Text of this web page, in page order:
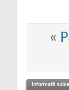
«
Informații